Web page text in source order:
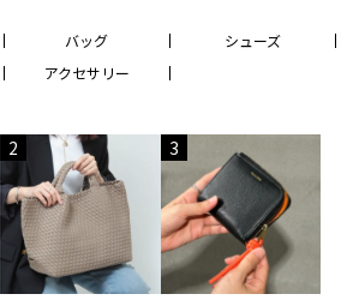
バッグ
シューズ
アクセサリー
2 3